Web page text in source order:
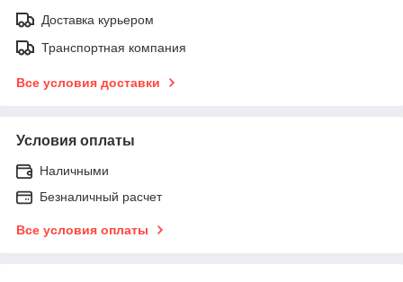
Доставка курьером
Транспортная компания
Все условия доставки
Условия оплаты
Наличными
Безналичный расчет
Все условия оплаты